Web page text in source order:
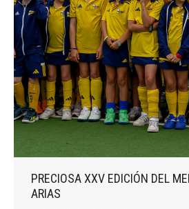
PRECIOSA XXV EDICIÓN DEL
ARIAS